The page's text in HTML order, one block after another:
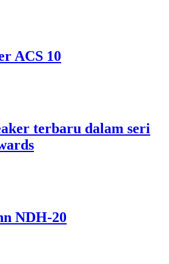
ACS 10
terbaru dalam seri
NDH-20